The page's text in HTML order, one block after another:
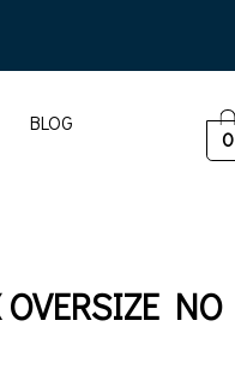
BLOG
0
OVERSIZE